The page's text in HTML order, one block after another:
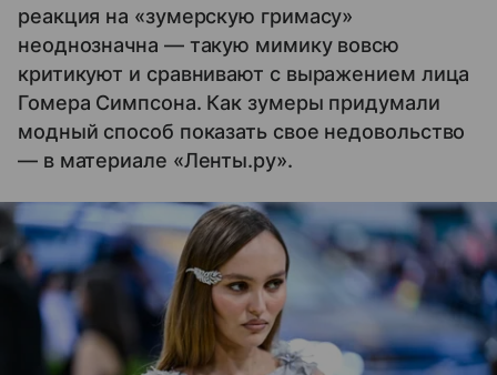
реакция на «зумерскую гримасу»
неоднозначна — такую мимику вовсю
критикуют и сравнивают с выражением лица
Гомера Симпсона. Как зумеры придумали
модный способ показать свое недовольство
— в материале «Ленты.ру».